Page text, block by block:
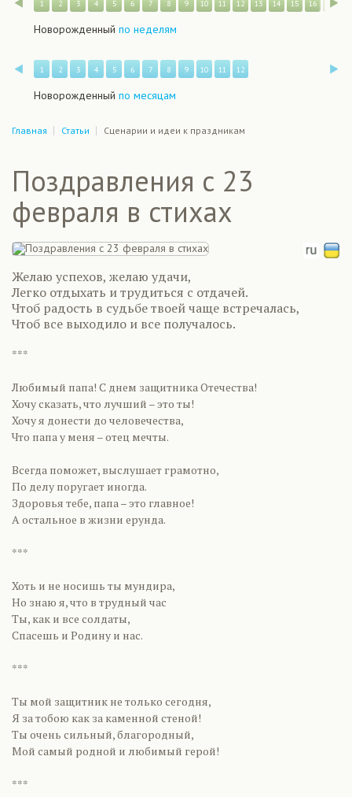
Назад
1 2 3 4 5 6 7 8 9 10 11 12 13 14 15 16 17
Новорожденный по неделям
Назад
1 2 3 4 5 6 7 8 9 10 11 12
Новорожденный по месяцам
Главная Статьи Сценарии и идеи к праздникам
Поздравления с 23
февраля в стихах
Желаю успехов, желаю удачи,
Легко отдыхать и трудиться с отдачей.
Чтоб радость в судьбе твоей чаще встречалась,
Чтоб все выходило и все получалось.
***
Любимый папа! С днем защитника Отечества!
Хочу сказать, что лучший – это ты!
Хочу я донести до человечества,
Что папа у меня – отец мечты.
Всегда поможет, выслушает грамотно,
По делу поругает иногда.
Здоровья тебе, папа – это главное!
А остальное в жизни ерунда.
***
Хоть и не носишь ты мундира,
Но знаю я, что в трудный час
Ты, как и все солдаты,
Спасешь и Родину и нас.
***
Ты мой защитник не только сегодня,
Я за тобою как за каменной стеной!
Ты очень сильный, благородный,
Мой самый родной и любимый герой!
***